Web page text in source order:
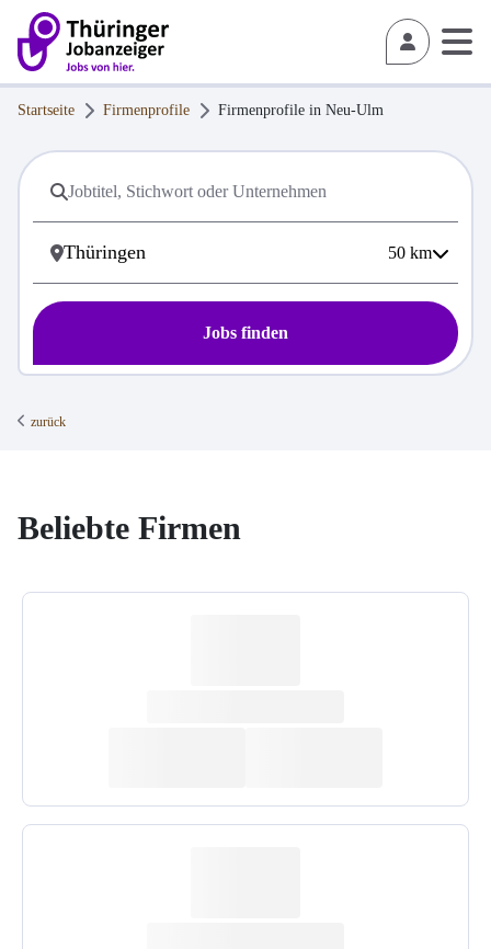
Startseite Firmenprofile Firmenprofile in Neu-Ulm
50 km
Jobs finden
zurück
Beliebte Firmen